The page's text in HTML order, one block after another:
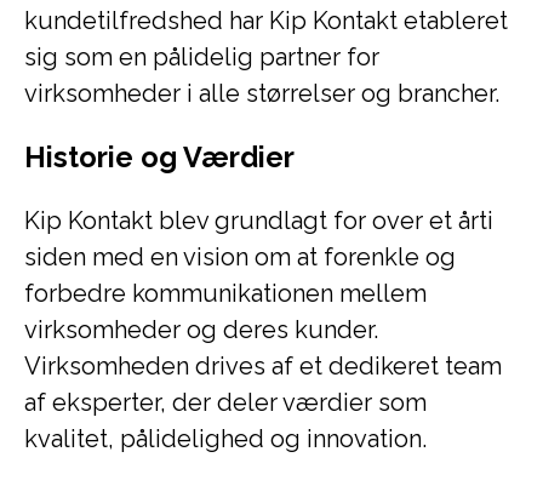
kundetilfredshed har Kip Kontakt etableret
sig som en pålidelig partner for
virksomheder i alle størrelser og brancher.
Historie og Værdier
Kip Kontakt blev grundlagt for over et årti
siden med en vision om at forenkle og
forbedre kommunikationen mellem
virksomheder og deres kunder.
Virksomheden drives af et dedikeret team
af eksperter, der deler værdier som
kvalitet, pålidelighed og innovation.